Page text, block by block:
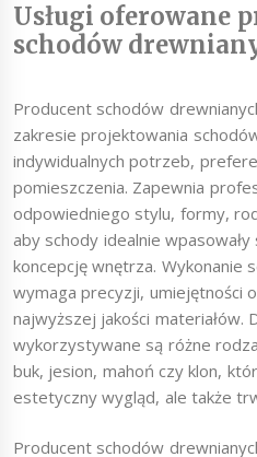
Usługi oferowane
schodów
Producent schodów
zakresie projektowania
indywidualnych potrzeb,
pomieszczenia. Zapewnia
odpowiedniego stylu, formy,
aby schody idealnie
koncepcję wnętrza. Wykonanie
wymaga precyzji, umiejętności
najwyższej jakości materiałów.
wykorzystywane są różne
buk, jesion, mahoń czy klon,
estetyczny wygląd, ale także
Producent schodów